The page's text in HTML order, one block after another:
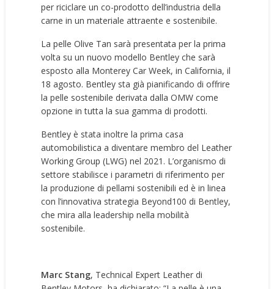
per riciclare un co-prodotto dell’industria della
carne in un materiale attraente e sostenibile.
La pelle Olive Tan sarà presentata per la prima
volta su un nuovo modello Bentley che sarà
esposto alla Monterey Car Week, in California, il
18 agosto. Bentley sta già pianificando di offrire
la pelle sostenibile derivata dalla OMW come
opzione in tutta la sua gamma di prodotti.
Bentley è stata inoltre la prima casa
automobilistica a diventare membro del Leather
Working Group (LWG) nel 2021. L’organismo di
settore stabilisce i parametri di riferimento per
la produzione di pellami sostenibili ed è in linea
con l’innovativa strategia Beyond100 di Bentley,
che mira alla leadership nella mobilità
sostenibile.
Marc Stang, Technical Expert Leather di